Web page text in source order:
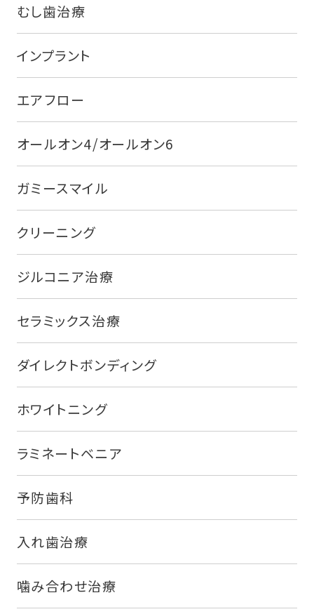
むし歯治療
インプラント
エアフロー
オールオン4/オールオン6
ガミースマイル
クリーニング
ジルコニア治療
セラミックス治療
ダイレクトボンディング
ホワイトニング
ラミネートベニア
予防歯科
入れ歯治療
噛み合わせ治療